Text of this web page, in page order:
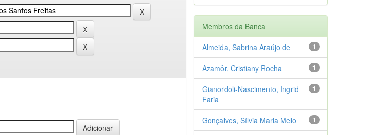
Membros da Banca
1
Almeida, Sabrina Araújo de
1
Azamôr, Cristiany Rocha
1
Gianordoli-Nascimento, Ingrid
Faria
1
Gonçalves, Sílvia Maria Melo